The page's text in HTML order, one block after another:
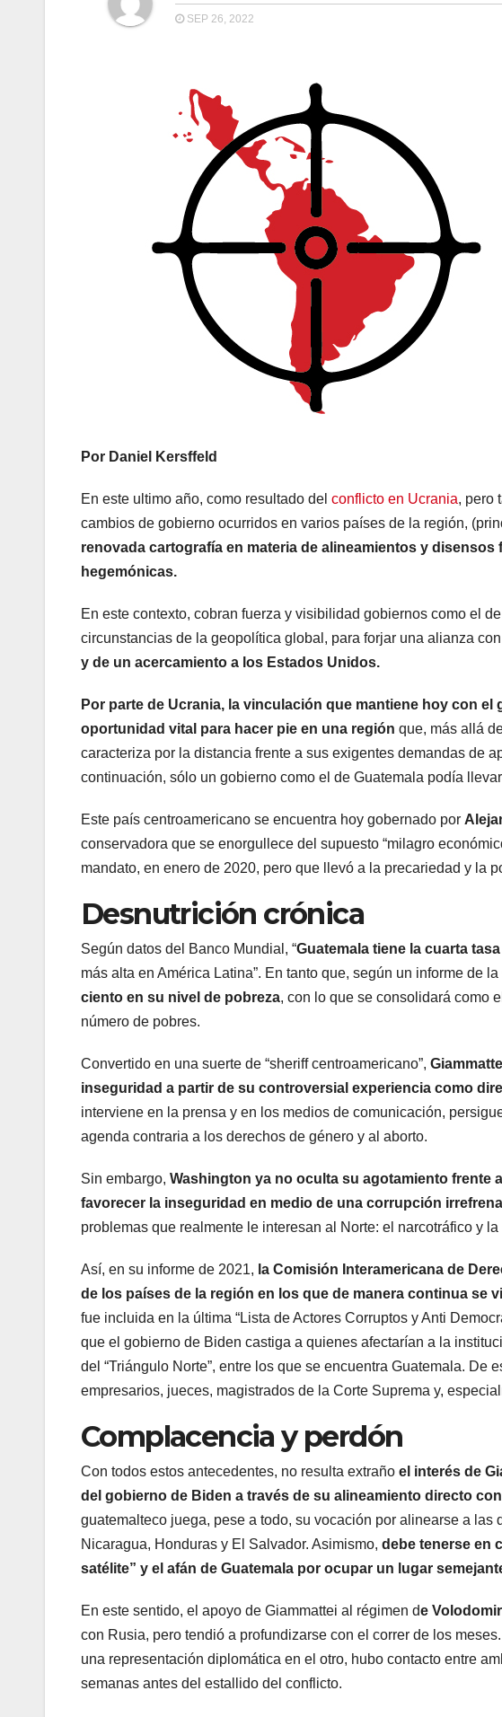
SEP 26, 2022
Por Daniel Kersffeld
En este ultimo año, como resultado del conflicto en Ucrania, pero
cambios de gobierno ocurridos en varios países de la región,
renovada cartografía en materia de alineamientos y
hegemónicas.
En este contexto, cobran fuerza y visibilidad gobiernos como el de
circunstancias de la geopolítica global, para forjar una alianza
y de un acercamiento a los Estados Unidos.
Por parte de Ucrania, la vinculación que mantiene hoy con
oportunidad vital para hacer pie en una región que, más allá
caracteriza por la distancia frente a sus exigentes demandas de
continuación, sólo un gobierno como el de Guatemala podía
Este país centroamericano se encuentra hoy gobernado por
conservadora que se enorgullece del supuesto “milagro
mandato, en enero de 2020, pero que llevó a la precariedad y la
Desnutrición crónica
Según datos del Banco Mundial, “Guatemala tiene la cuarta
más alta en América Latina”. En tanto que, según un informe de la
ciento en su nivel de pobreza, con lo que se consolidará como
número de pobres.
Convertido en una suerte de “sheriff centroamericano”,
inseguridad a partir de su controversial experiencia como
interviene en la prensa y en los medios de comunicación,
agenda contraria a los derechos de género y al aborto.
Sin embargo, Washington ya no oculta su agotamiento frente
favorecer la inseguridad en medio de una corrupción
problemas que realmente le interesan al Norte: el narcotráfico y
Así, en su informe de 2021, la Comisión Interamericana de
de los países de la región en los que de manera continua se
fue incluida en la última “Lista de Actores Corruptos y Anti
que el gobierno de Biden castiga a quienes afectarían a la
del “Triángulo Norte”, entre los que se encuentra Guatemala. De
empresarios, jueces, magistrados de la Corte Suprema y,
Complacencia y perdón
Con todos estos antecedentes, no resulta extraño el interés de
del gobierno de Biden a través de su alineamiento directo
guatemalteco juega, pese a todo, su vocación por alinearse a
Nicaragua, Honduras y El Salvador. Asimismo, debe tenerse en
satélite” y el afán de Guatemala por ocupar un lugar
En este sentido, el apoyo de Giammattei al régimen de
con Rusia, pero tendió a profundizarse con el correr de los
una representación diplomática en el otro, hubo contacto entre
semanas antes del estallido del conflicto.